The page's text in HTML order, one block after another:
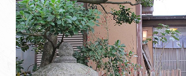
おみやげ イベント
泊まる アクセス